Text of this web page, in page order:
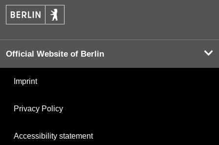
Official Website of Berlin
Imprint
Privacy Policy
Accessibility statement